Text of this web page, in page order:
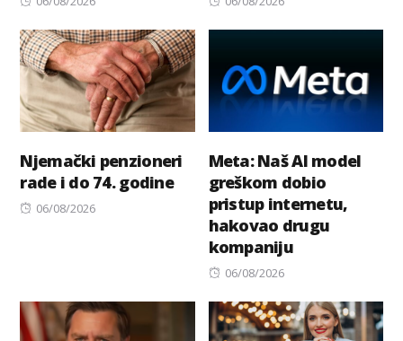
Njemački penzioneri
rade i do 74. godine
Posted
06/08/2026
Meta: Naš AI model
greškom dobio
pristup internetu,
hakovao drugu
kompaniju
Posted
06/08/2026